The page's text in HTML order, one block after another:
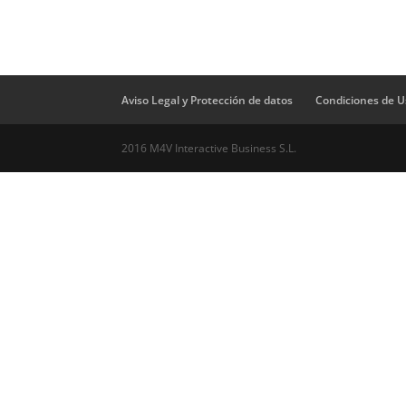
Aviso Legal y Protección de datos Condiciones de
2016 M4V Interactive Business S.L.